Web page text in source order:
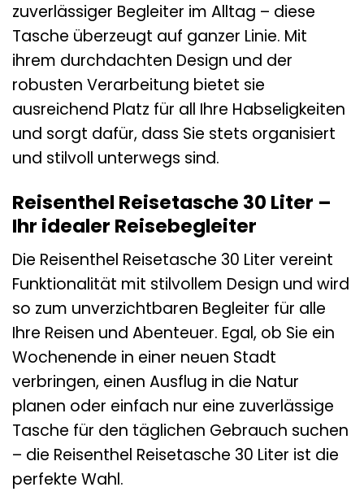
zuverlässiger Begleiter im Alltag – diese
Tasche überzeugt auf ganzer Linie. Mit
ihrem durchdachten Design und der
robusten Verarbeitung bietet sie
ausreichend Platz für all Ihre Habseligkeiten
und sorgt dafür, dass Sie stets organisiert
und stilvoll unterwegs sind.
Reisenthel Reisetasche 30 Liter –
Ihr idealer Reisebegleiter
Die Reisenthel Reisetasche 30 Liter vereint
Funktionalität mit stilvollem Design und wird
so zum unverzichtbaren Begleiter für alle
Ihre Reisen und Abenteuer. Egal, ob Sie ein
Wochenende in einer neuen Stadt
verbringen, einen Ausflug in die Natur
planen oder einfach nur eine zuverlässige
Tasche für den täglichen Gebrauch suchen
– die Reisenthel Reisetasche 30 Liter ist die
perfekte Wahl.